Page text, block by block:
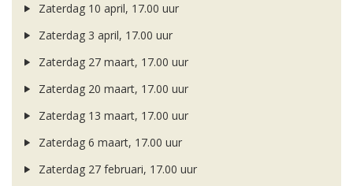
Zaterdag 10 april, 17.00 uur
Zaterdag 3 april, 17.00 uur
Zaterdag 27 maart, 17.00 uur
Zaterdag 20 maart, 17.00 uur
Zaterdag 13 maart, 17.00 uur
Zaterdag 6 maart, 17.00 uur
Zaterdag 27 februari, 17.00 uur